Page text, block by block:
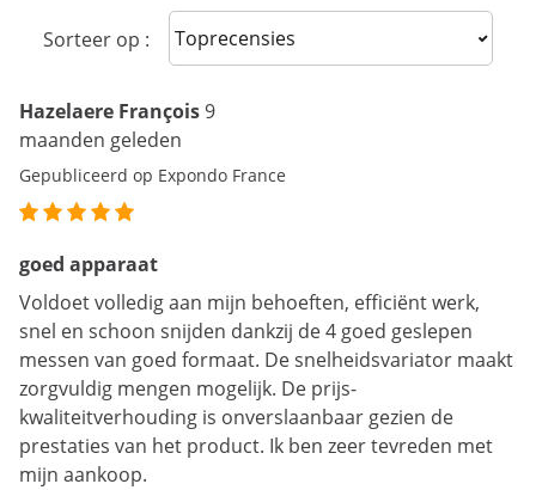
Sorteer op : Sort reviews
Hazelaere François9
maanden geleden
Gepubliceerd op Expondo France
goed apparaat
Voldoet volledig aan mijn behoeften, efficiënt werk,
snel en schoon snijden dankzij de 4 goed geslepen
messen van goed formaat. De snelheidsvariator maakt
zorgvuldig mengen mogelijk. De prijs-
kwaliteitverhouding is onverslaanbaar gezien de
prestaties van het product. Ik ben zeer tevreden met
mijn aankoop.